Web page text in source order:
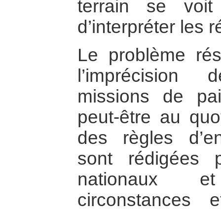
terrain se
d’interpréter les
Le problème
missions de
peut-être au
des règles
sont rédigées
nationaux
circonstances